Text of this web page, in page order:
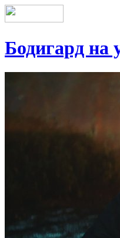
Бодигард на